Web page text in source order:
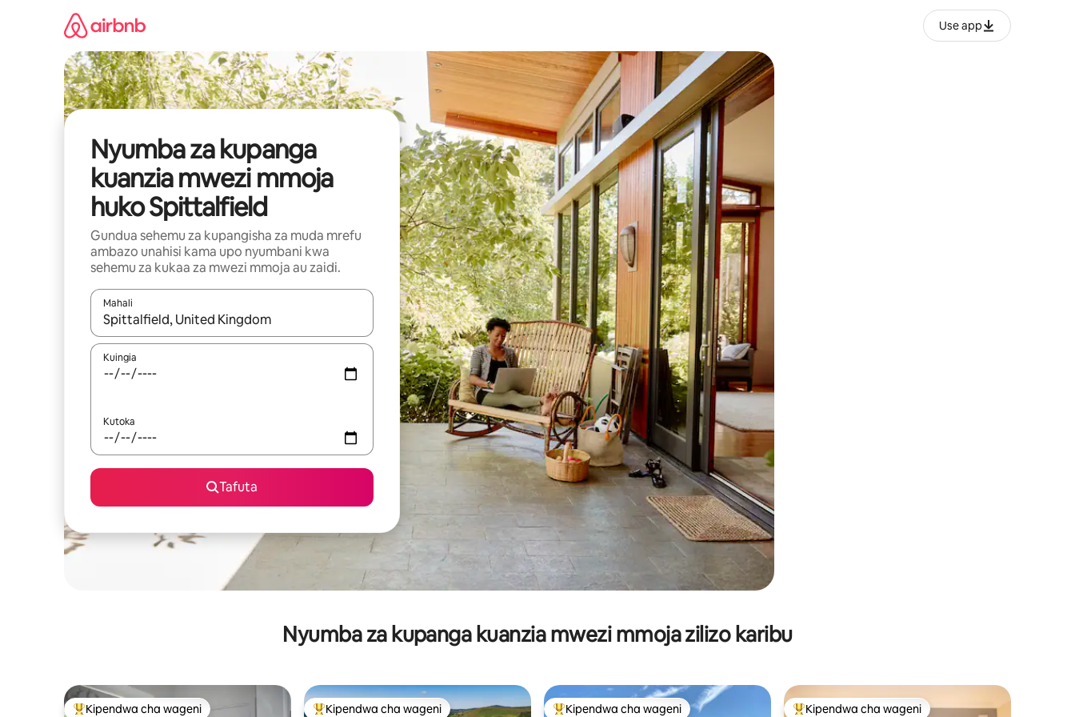
Use app
Nyumba za kupanga
kuanzia mwezi mmoja
huko Spittalfield
Gundua sehemu za kupangisha za muda mrefu
ambazo unahisi kama upo nyumbani kwa
sehemu za kukaa za mwezi mmoja au zaidi.
Mahali
Wakati matokeo yanapatikana, vinjari kwa kutumia vitufe vya vishale vya juu na chini au uchunguze kwa kugusa au kutelezesha kidole kwenye ishara.
Kuingia
Kutoka
Tafuta
Nyumba za kupanga kuanzia mwezi mmoja zilizo karibu
Kipendwa cha wageni Kipendwa cha wageni Kipendwa cha wageni Kipendwa cha wageni